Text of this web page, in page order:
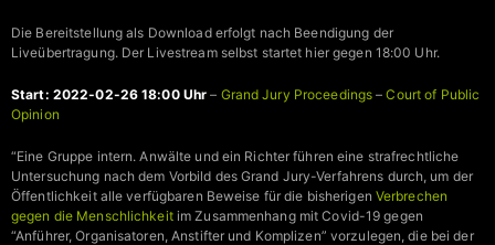
Die Bereitstellung als Download erfolgt nach Beendigung der
Liveübertragung. Der Livestream selbst startet hier gegen 18:00 Uhr.
Start: 2022-02-26 18:00 Uhr – Grand Jury Proceedings –Court of Public
Opinion
“Eine Gruppe intern. Anwälte und ein Richter führen eine strafrechtliche
Untersuchung nach dem Vorbild des Grand Jury-Verfahrens durch, um der
Öffentlichkeit alle verfügbaren Beweise für die bisherigen Verbrechen
gegen die Menschlichkeitim Zusammenhang mit Covid-19 gegen
“Anführer, Organisatoren, Anstifter und Komplizen” vorzulegen, die bei der